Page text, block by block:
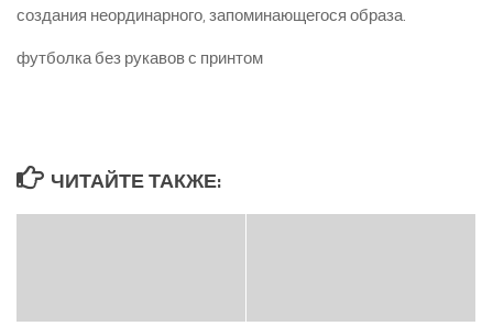
создания неординарного, запоминающегося образа.
футболка без рукавов с принтом
ЧИТАЙТЕ ТАКЖЕ: